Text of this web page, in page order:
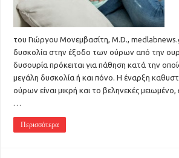
του Γιώργου Μονεμβασίτη, M.D.,
δυσκολία στην έξοδο των ούρων από την
δυσουρία πρόκειται για πάθηση κατά την
μεγάλη δυσκολία ή και πόνο. Η έναρξη
ούρων είναι μικρή και το βεληνεκές
…
Περισσότερα